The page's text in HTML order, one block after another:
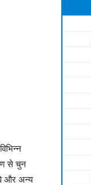
से चुन
और अन्य